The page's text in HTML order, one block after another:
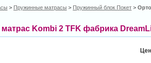
> Пружинные матрасы > Пружинный блок Покет >
Kombi 2 TFK фабрика